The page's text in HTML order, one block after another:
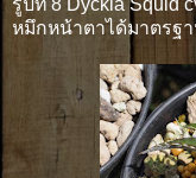
หมึกหน้าตาได้มาตรฐ